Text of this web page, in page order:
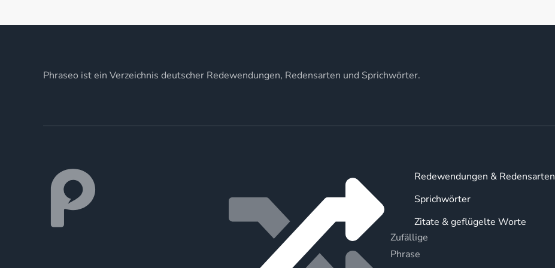
Phraseo ist ein Verzeichnis deutscher Redewendungen, Redensarten und Sprichwörter.
Zufällige
Phrase
Redewendungen & Redensarten
Sprichwörter
Zitate & geflügelte Worte